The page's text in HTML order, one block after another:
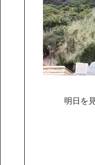
明日を